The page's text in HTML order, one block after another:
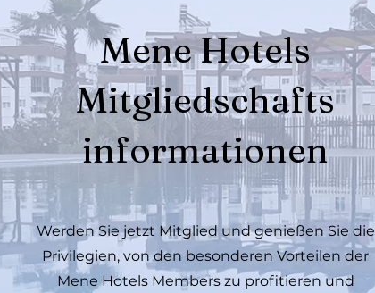
Mene Hotels
Mitgliedschafts
informationen
Werden Sie jetzt Mitglied und genießen Sie die
Privilegien, von den besonderen Vorteilen der
Mene Hotels Members zu profitieren und